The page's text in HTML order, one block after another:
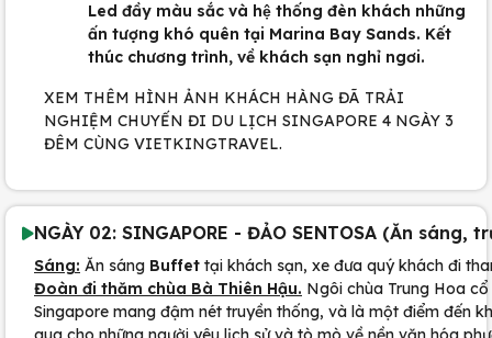
Led đầy màu sắc và hệ thống đèn khách những
ấn tượng khó quên tại Marina Bay Sands. Kết
thúc chương trình, về khách sạn nghỉ ngơi.
XEM THÊM HÌNH ẢNH KHÁCH HÀNG ĐÃ TRẢI
NGHIỆM CHUYẾN ĐI DU LỊCH SINGAPORE 4 NGÀY 3
ĐÊM CÙNG VIETKINGTRAVEL.
NGÀY 02: SINGAPORE - ĐẢO SENTOSA (Ăn sáng,
Sáng: Ăn sáng Buffet tại khách sạn, xe đưa quý khách đi
Đoàn đi thăm chùa Bà Thiên Hậu. Ngôi chùa Trung Hoa
Singapore mang đậm nét truyền thống, và là một điểm đến